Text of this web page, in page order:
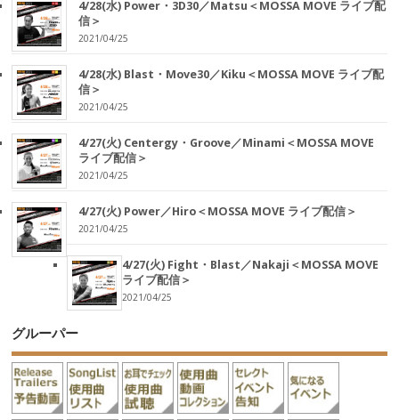
4/28(水) Power・3D30／Matsu＜MOSSA MOVE ライブ配
信＞
2021/04/25
4/28(水) Blast・Move30／Kiku＜MOSSA MOVE ライブ配
信＞
2021/04/25
4/27(火) Centergy・Groove／Minami＜MOSSA MOVE
ライブ配信＞
2021/04/25
4/27(火) Power／Hiro＜MOSSA MOVE ライブ配信＞
2021/04/25
4/27(火) Fight・Blast／Nakaji＜MOSSA MOVE
ライブ配信＞
2021/04/25
グルーパー